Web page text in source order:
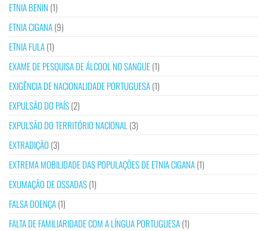
ETNIA BENIN (1)
ETNIA CIGANA(9)
ETNIA FULA(1)
EXAME DE PESQUISA DE ÁLCOOL NO SANGUE(1)
EXIGÊNCIA DE NACIONALIDADE PORTUGUESA(1)
EXPULSÃO DO PAÍS(2)
EXPULSÃO DO TERRITÓRIO NACIONAL (3)
EXTRADIÇÃO (3)
EXTREMA MOBILIDADE DAS POPULAÇÕES DE ETNIA CIGANA(1)
EXUMAÇÃO DE OSSADAS(1)
FALSA DOENÇA(1)
FALTA DE FAMILIARIDADE COM A LÍNGUA PORTUGUESA(1)